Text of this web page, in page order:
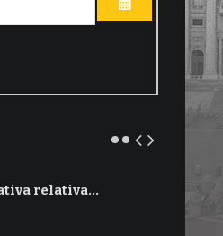
ABRIR EL
relativa…